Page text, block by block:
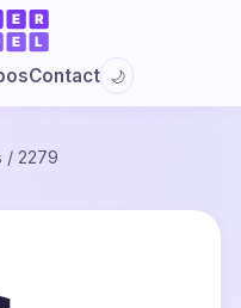
Contact 🌙
/ 2279